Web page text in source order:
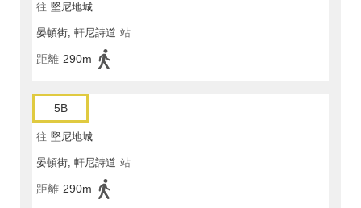
往 堅尼地城
晏頓街, 軒尼詩道 站
距離 290m
5B
往 堅尼地城
晏頓街, 軒尼詩道 站
距離 290m